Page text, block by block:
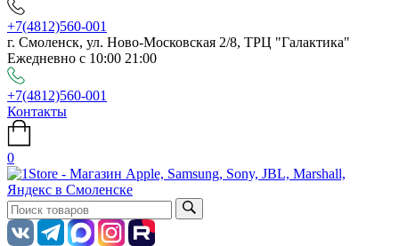
+7(4812)560-001
г. Смоленск, ул. Ново-Московская 2/8, ТРЦ "Галактика"
Ежедневно с 10:00 21:00
+7(4812)560-001
Контакты
0